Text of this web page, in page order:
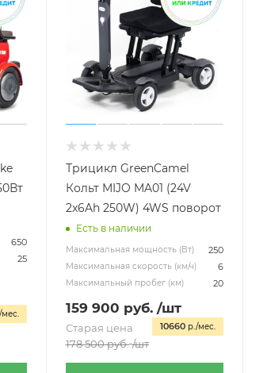
650
25
Трицикл GreenCamel
Кольт MIJO MA01 (24V
2x6Ah 250W) 4WS поворот
Есть в наличии
Максимальная мощность (Вт) 250
Максимальная скорость (км/ч) 6
Максимальный пробег (км) 20
159 900 руб. /шт
10660 р./мес.
Старая цена
178 500руб. /шт